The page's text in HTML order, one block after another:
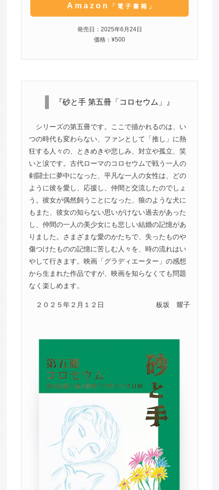
Amazon 「電子書籍」
発売日：2025年6月24日
価格：¥500
『砂と手 第五冊「コロセウム」』
シリーズの第五冊です。ここで描かれるのは、い
つの時代も変わらない、ファンとして「推し」に熱
狂する人々の、ときめきや悲しみ、対立や孤立、笑
いと涙です。古代ローマのコロセウムで戦う一人の
剣闘士に夢中になった、平凡な一人の女性は、どの
ように彼を愛し、応援し、仲間と交流したのでしょ
う。彼女が偶然飼うことになった、狼のような犬に
もまた、彼女の知らない思いがけない過去があった
し、仲間の一人の美少女にも悲しい結婚の記憶があ
りました。さまざまな愛のかたちで、失ったものや
傷つけたものの記憶に苦しむ人々を、時の流れはい
やして行きます。映画「グラディエーター」の感想
から生まれた作品ですが、映画を知らなくても問題
なく楽しめます。
２０２５年２月１２日 板坂 耀子